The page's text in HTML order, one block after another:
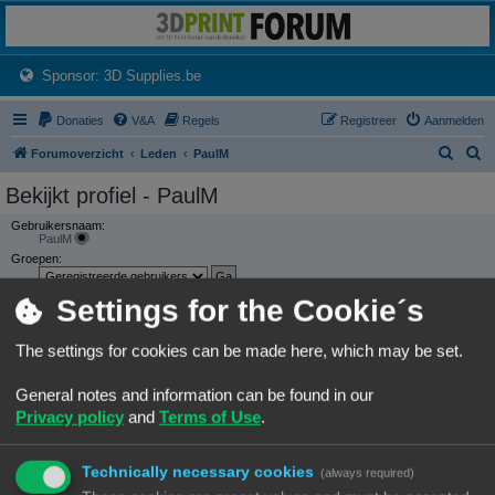
Het 3D print forum van de Benelux na de sluiting van 3dprintforum.nl
Sponsor: 3D Supplies.be(Opens a new tab)
Donaties V&A Regels Aanmelden
Registreer
Forumoverzicht Leden PaulM
Bekijkt profiel - PaulM
Gebruikersnaam:
PaulM
Groepen:
CONTACTEER PAULM
GEBRUIKERSSTATISTIEKEN
Lid geworden op:
27/02/24, 19:24
09/08/26, 18:54
Aantal berichten:
50 |Zoek gebruikers berichten
Settings for the Cookie´s
The settings for cookies can be made here, which may be set.
General notes and information can be found in our
Privacy policy and Terms of Use.
Technically necessary cookies (always required)